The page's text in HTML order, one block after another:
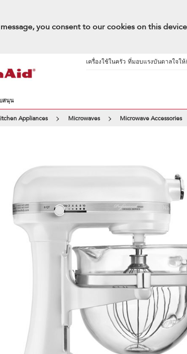
you consent to our cookies on this
เครื่องใช้ในครัว ที่มอบแรงบันดาลใจใ
สนุน
Appliances Microwaves Microwave Accessories